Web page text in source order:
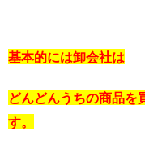
基本的には卸会社は
どんどんうちの商品を
す。